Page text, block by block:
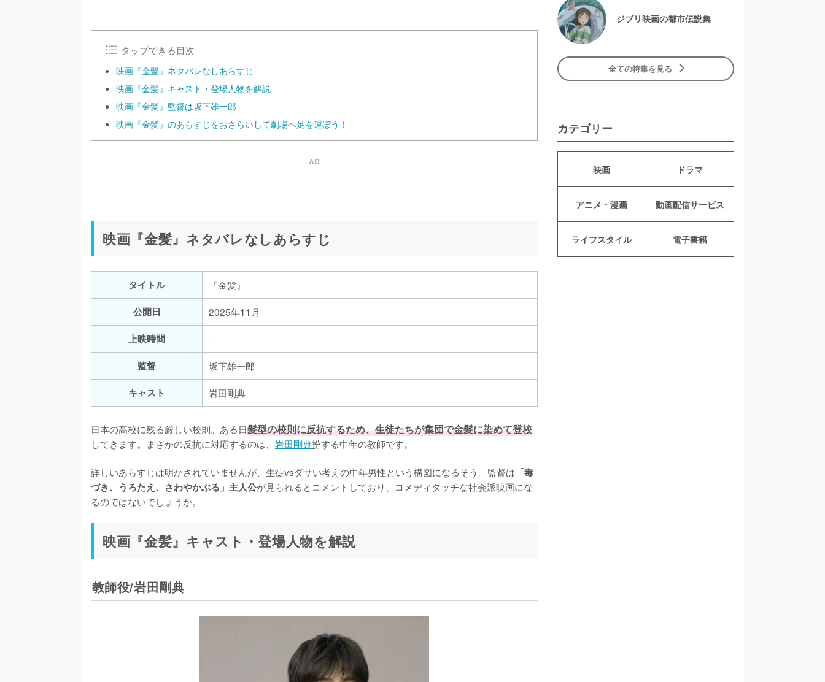
タップできる目次
映画『金髪』ネタバレなしあらすじ
映画『金髪』キャスト・登場人物を解説
映画『金髪』監督は坂下雄一郎
映画『金髪』のあらすじをおさらいして劇場へ足を運ぼう！
AD
映画『金髪』ネタバレなしあらすじ
タイトル
『金髪』
公開日
2025年11月
上映時間
-
監督
坂下雄一郎
キャスト
岩田剛典
日本の高校に残る厳しい校則。ある日髪型の校則に反抗するため、生徒たちが集団で金髪に染めて登校
してきます。まさかの反抗に対応するのは、 岩田剛典扮する中年の教師です。
詳しいあらすじは明かされていませんが、生徒vsダサい考えの中年男性という構図になるそう。監督は 「毒
づき、うろたえ、さわやかぶる」主人公が見られるとコメントしており、コメディタッチな社会派映画にな
るのではないでしょうか。
映画『金髪』キャスト・登場人物を解説
教師役/岩田剛典
ジブリ映画の都市伝説集
全ての特集を見る
カテゴリー
映画 ドラマ
アニメ・漫画 動画配信サービス
ライフスタイル 電子書籍